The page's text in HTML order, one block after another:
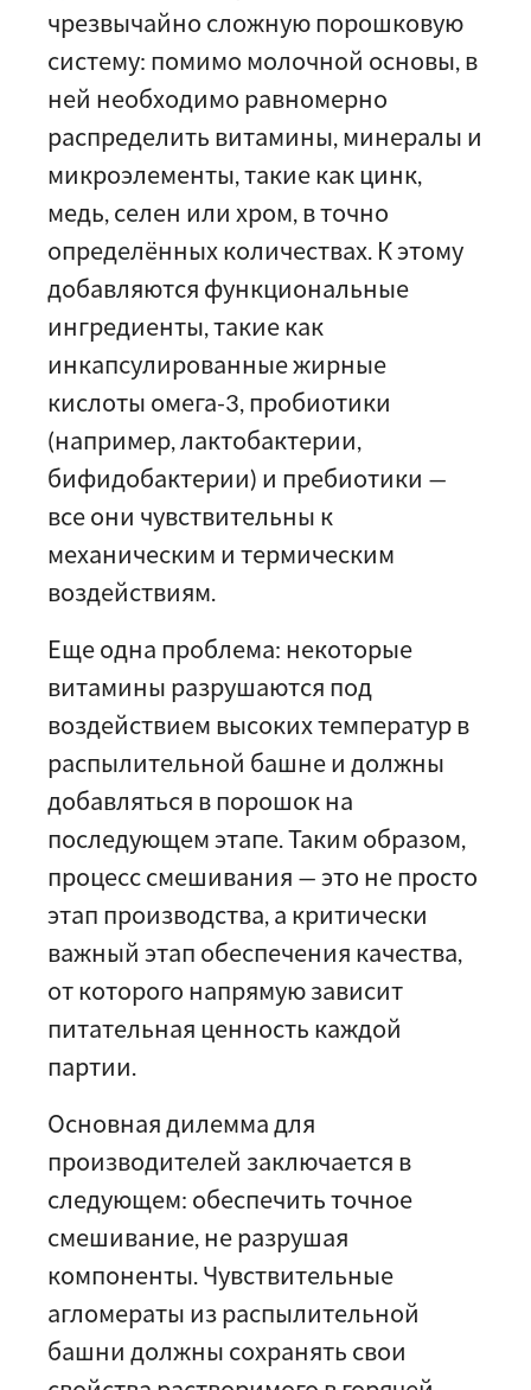
чрезвычайно сложную порошковую
систему: помимо молочной основы, в
ней необходимо равномерно
распределить витамины, минералы и
микроэлементы, такие как цинк,
медь, селен или хром, в точно
определённых количествах. К этому
добавляются функциональные
ингредиенты, такие как
инкапсулированные жирные
кислоты омега-3, пробиотики
(например, лактобактерии,
бифидобактерии) и пребиотики —
все они чувствительны к
механическим и термическим
воздействиям.
Еще одна проблема: некоторые
витамины разрушаются под
воздействием высоких температур в
распылительной башне и должны
добавляться в порошок на
последующем этапе. Таким образом,
процесс смешивания — это не просто
этап производства, а критически
важный этап обеспечения качества,
от которого напрямую зависит
питательная ценность каждой
партии.
Основная дилемма для
производителей заключается в
следующем: обеспечить точное
смешивание, не разрушая
компоненты. Чувствительные
агломераты из распылительной
башни должны сохранять свои